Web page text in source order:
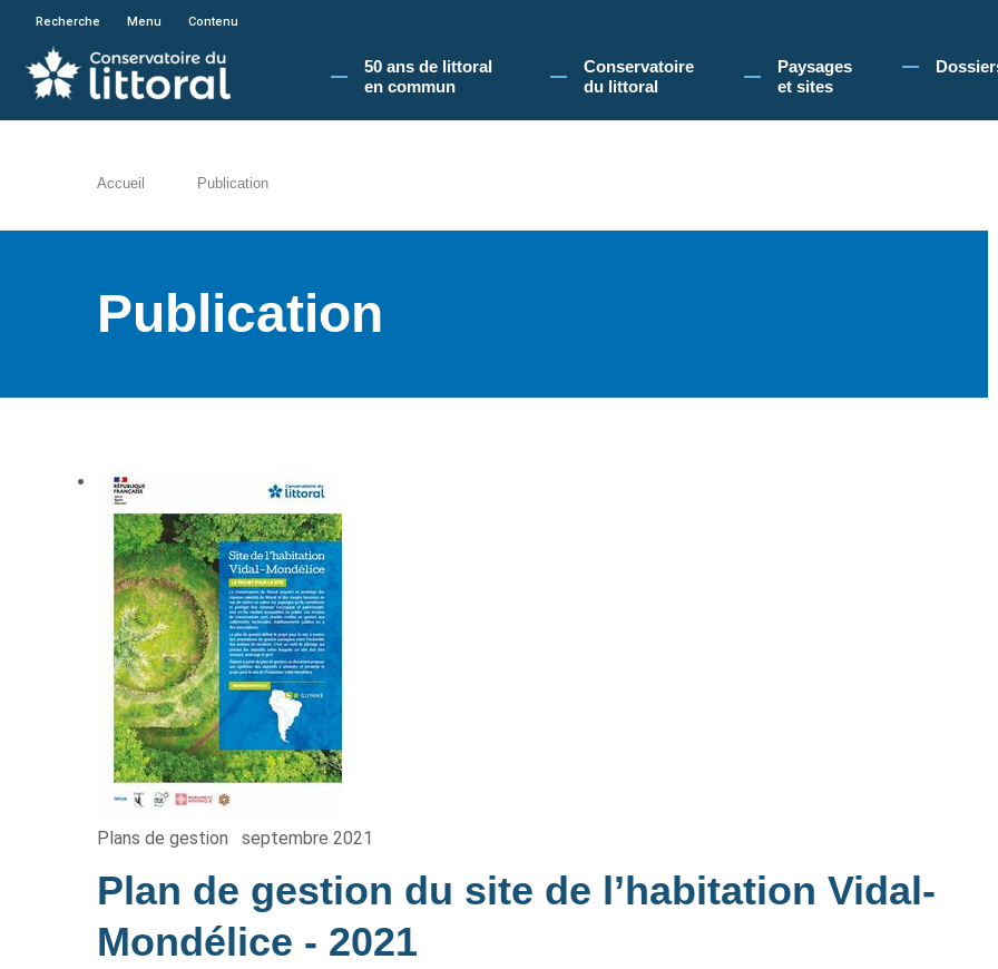
En poursuivant votre navigation sur le site du Conservatoire du littoral, vous acceptez l'utilisation de cookies pour vous
Recherche Menu Contenu
50 ans de littoral
en commun​
Conservatoire
du littoral
Paysages
et sites
Accueil Publication
Publication
Plans de gestion septembre 2021
Plan de gestion du site de l’habitation Vidal-
Mondélice - 2021